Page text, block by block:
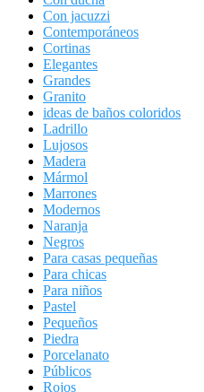
Con jacuzzi
Contemporáneos
Cortinas
Elegantes
Grandes
Granito
ideas de baños coloridos
Ladrillo
Lujosos
Madera
Mármol
Marrones
Modernos
Naranja
Negros
Para casas pequeñas
Para chicas
Para niños
Pastel
Pequeños
Piedra
Porcelanato
Públicos
Rojos